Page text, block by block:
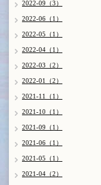
2022-09（3）
2022-06（1）
2022-05（1）
2022-04（1）
2022-03（2）
2022-01（2）
2021-11（1）
2021-10（1）
2021-09（1）
2021-06（1）
2021-05（1）
2021-04（2）